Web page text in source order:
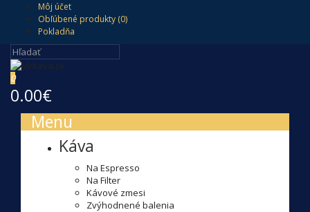
Môj účet
Obľúbené produkty (0)
Pokladňa
0
0.00€
Menu
Káva
Na Espresso
Na Filter
Kávové zmesi
Zvýhodnené balenia